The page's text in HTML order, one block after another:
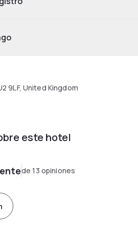
9LF, United Kingdom
este hotel
de 13 opiniones